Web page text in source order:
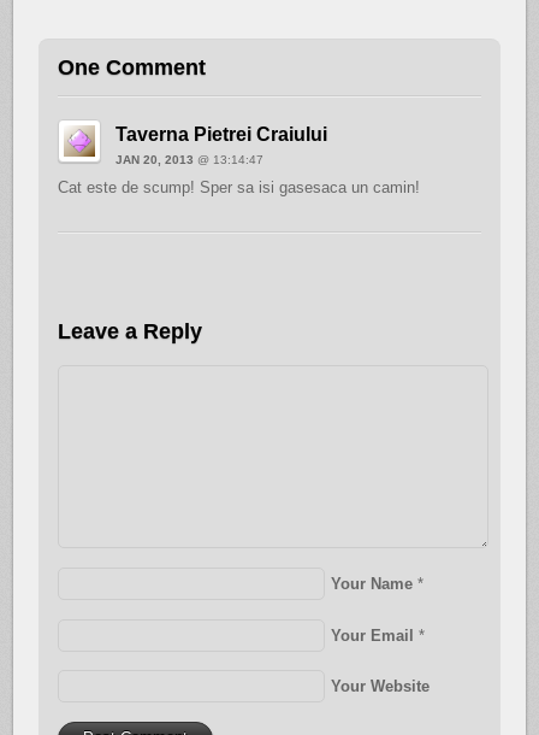
One Comment
Taverna Pietrei Craiului
JAN 20, 2013 @ 13:14:47
Cat este de scump! Sper sa isi gasesaca un camin!
Leave a Reply
Your Name *
Your Email *
Your Website